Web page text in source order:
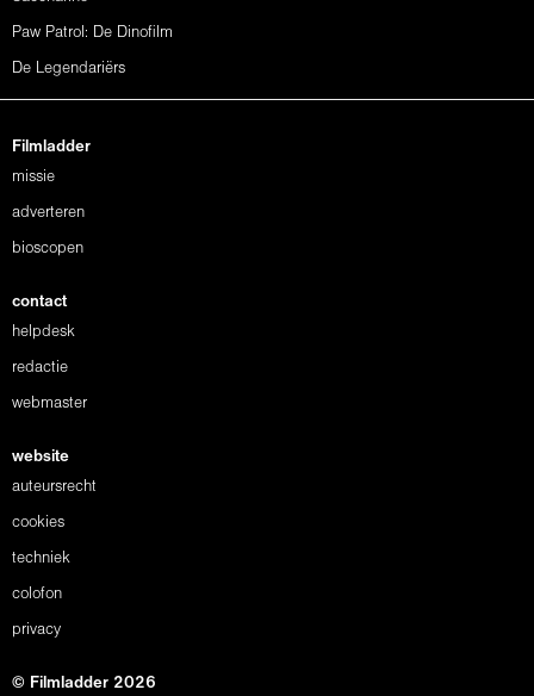
Paw Patrol: De Dinofilm
De Legendariërs
Filmladder
missie
adverteren
bioscopen
contact
helpdesk
redactie
webmaster
website
auteursrecht
cookies
techniek
colofon
privacy
© Filmladder 2026